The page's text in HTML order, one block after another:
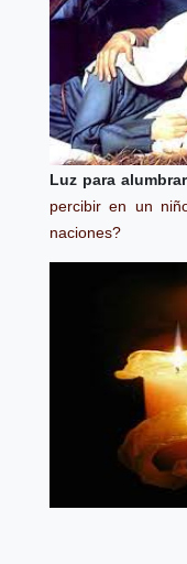
Luz para
percibir en un
naciones?